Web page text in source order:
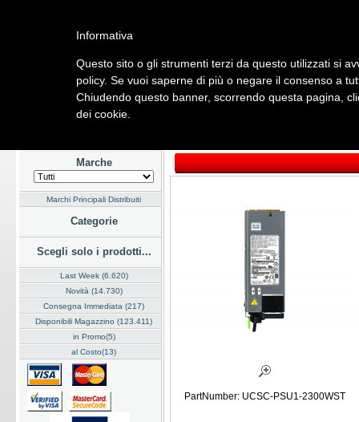
Listino Marchi Dati Cliente Servizi Company
Hardware Software Fotografia Telefonia Audio Video
Marche
Marchi Principali Distribuiti
Categorie
Scegli solo i prodotti...
Last Week (6.620)
Novità (14.730)
Consegna Immediata (217)
Disponibili Magazzino (123.411)
in Promo(5)
al Costo(13)
PartNumber: UCSC-PSU1-2300WST
Informativa
Questo sito o gli strumenti terzi da questo utilizzati si
policy. Se vuoi saperne di più o negare il consenso a
Chiudendo questo banner, scorrendo questa pagina,
dei cookie.